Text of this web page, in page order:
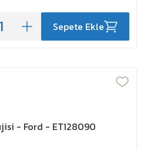
Sepete Ekle
- Ford - ET128090